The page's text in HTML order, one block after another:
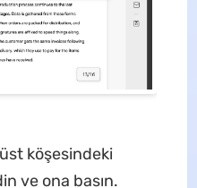
köşesindeki
ve ona basın.